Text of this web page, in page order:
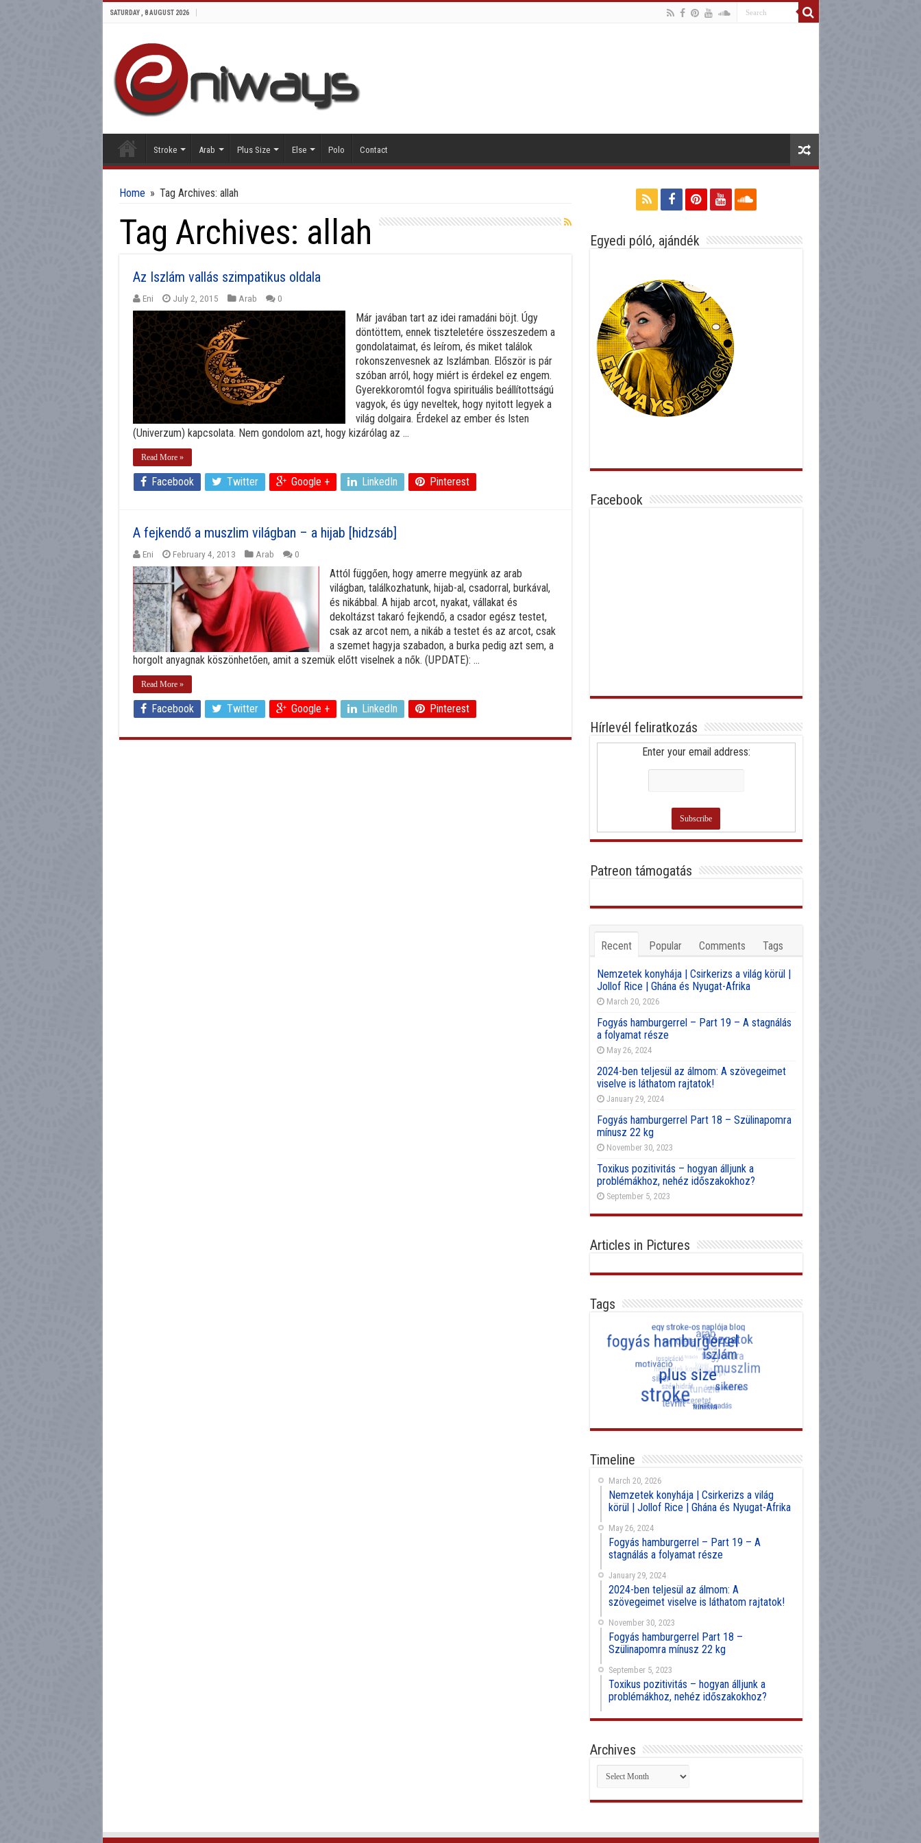
SATURDAY , 8 AUGUST 2026
Stroke Arab Plus Size Else Polo Contact
Home » Tag Archives: allah
Tag Archives: allah
Az Iszlám vallás szimpatikus oldala
Eni July 2, 2015 Arab 0
Már javában tart az idei ramadáni böjt. Úgy
döntöttem, ennek tiszteletére összeszedem a
gondolataimat, és leírom, és miket találok
rokonszenvesnek az Iszlámban. Először is pár
szóban arról, hogy miért is érdekel ez engem.
Gyerekkoromtól fogva spirituális beállítottságú
vagyok, és úgy neveltek, hogy nyitott legyek a
világ dolgaira. Érdekel az ember és Isten
(Univerzum) kapcsolata. Nem gondolom azt, hogy kizárólag az ...
Read More »
Facebook Twitter Google + LinkedIn Pinterest
A fejkendő a muszlim világban – a hijab [hidzsáb]
Eni February 4, 2013 Arab 0
Attól függően, hogy amerre megyünk az arab
világban, találkozhatunk, hijab-al, csadorral, burkával,
és nikábbal. A hijab arcot, nyakat, vállakat és
dekoltázst takaró fejkendő, a csador egész testet,
csak az arcot nem, a nikáb a testet és az arcot, csak
a szemet hagyja szabadon, a burka pedig azt sem, a
horgolt anyagnak köszönhetően, amit a szemük előtt viselnek a nők. (UPDATE): ...
Read More »
Facebook Twitter Google + LinkedIn Pinterest
Egyedi póló, ajándék
Facebook
Hírlevél feliratkozás
Enter your email address:
Patreon támogatás
Recent Popular Comments Tags
Nemzetek konyhája | Csirkerizs a világ körül |
Jollof Rice | Ghána és Nyugat-Afrika
March 20, 2026
Fogyás hamburgerrel – Part 19 – A stagnálás
a folyamat része
May 26, 2024
2024-ben teljesül az álmom: A szövegeimet
viselve is láthatom rajtatok!
January 29, 2024
Fogyás hamburgerrel Part 18 – Szülinapomra
mínusz 22 kg
November 30, 2023
Toxikus pozitivitás – hogyan álljunk a
problémákhoz, nehéz időszakokhoz?
September 5, 2023
Articles in Pictures
Tags
Timeline
March 20, 2026
Nemzetek konyhája | Csirkerizs a világ
körül | Jollof Rice | Ghána és Nyugat-Afrika
May 26, 2024
Fogyás hamburgerrel – Part 19 – A
stagnálás a folyamat része
January 29, 2024
2024-ben teljesül az álmom: A
szövegeimet viselve is láthatom rajtatok!
November 30, 2023
Fogyás hamburgerrel Part 18 –
Szülinapomra mínusz 22 kg
September 5, 2023
Toxikus pozitivitás – hogyan álljunk a
problémákhoz, nehéz időszakokhoz?
Archives
Archives